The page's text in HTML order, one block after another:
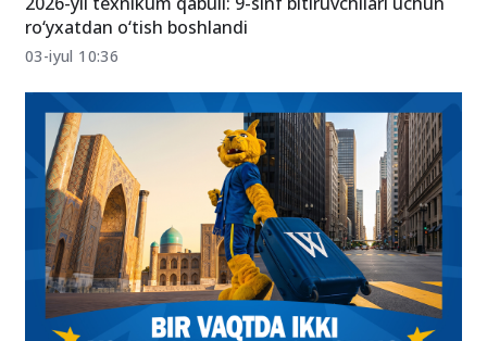
ro‘yxatdan o‘tish boshlandi
03-iyul 10:36